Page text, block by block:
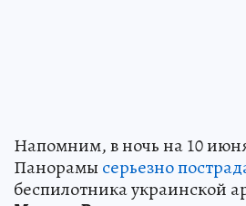
Напомним, в ночь на 10
Панорамы серьезно
беспилотника украинской